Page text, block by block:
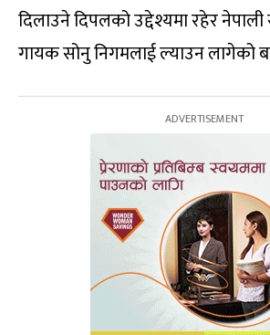
दिलाउने दिपलको उद्देश्यमा रहेर नेपाली
गायक सोनु निगमलाई ल्याउन लागेको